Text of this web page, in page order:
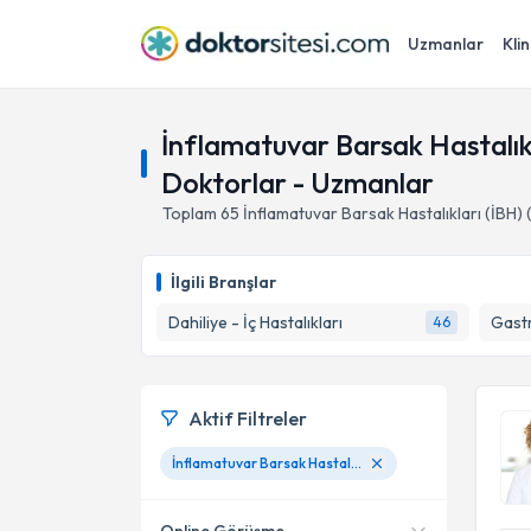
Uzmanlar
İnflamatuvar Barsak
Doktorlar - Uzmanlar
Toplam 65 İnflamatuvar Barsak Hastalıkları
İlgili Branşlar
Dahiliye - İç Hastalıkları
46
Aktif Filtreler
İnflamatuvar Barsak Hastalıkları (İBH) (Ülseratif kolit, Crohn hastalığı)